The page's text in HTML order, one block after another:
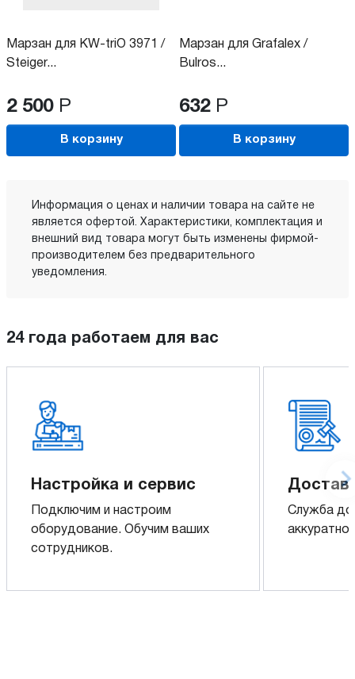
Марзан для KW-triO 3971 /
Steiger...
2 500 Р
В корзину
Марзан для Grafalex /
Bulros...
632 Р
В корзину
Информация о ценах и наличии товара на сайте не
является офертой. Характеристики, комплектация и
внешний вид товара могут быть изменены фирмой-
производителем без предварительного
уведомления.
24 года работаем для вас
Настройка и сервис
Подключим и настроим
оборудование. Обучим ваших
сотрудников.
Служба
аккуратно